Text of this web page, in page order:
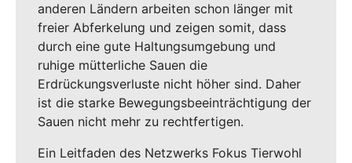
anderen Ländern arbeiten schon länger mit
freier Abferkelung und zeigen somit, dass
durch eine gute Haltungsumgebung und
ruhige mütterliche Sauen die
Erdrückungsverluste nicht höher sind. Daher
ist die starke Bewegungsbeeinträchtigung der
Sauen nicht mehr zu rechtfertigen.
Ein Leitfaden des Netzwerks Fokus Tierwohl